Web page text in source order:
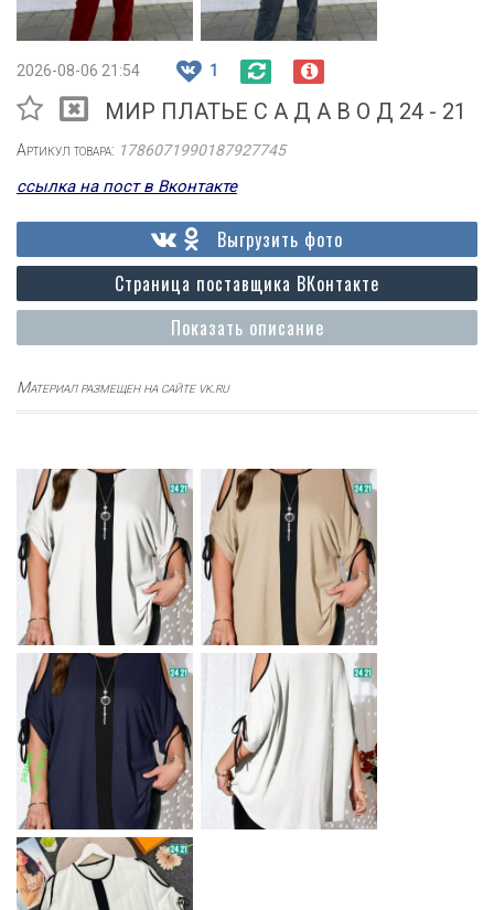
2026-08-06 21:54 1
МИР ПЛАТЬЕ С А Д А В О Д 24 - 21
Артикул товара: 1786071990187927745
ссылка на пост в Вконтакте
Показать описание
Страница поставщика ВКонтакте
Выгрузить фото
Материал размещен на сайте vk.ru